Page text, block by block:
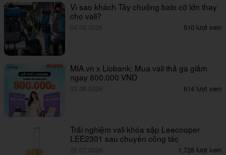
Vì sao khách Tây chuộng balo cỡ lớn thay
cho vali?
04.08.2026 510 lượt xem
MIA.vn x Liobank: Mua vali thả ga giảm
ngay 800.000 VND
03.08.2026 614 lượt xem
Trải nghiệm vali khóa sập Leecooper
LEE2301 sau chuyến công tác
22.07.2026 1,728 lượt xem